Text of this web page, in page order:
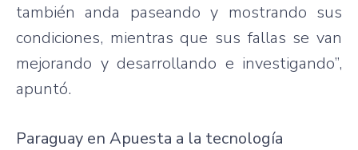
también anda paseando y mostrando sus
condiciones, mientras que sus fallas se van
mejorando y desarrollando e investigando”,
apuntó.
Paraguay en Apuesta a la tecnología